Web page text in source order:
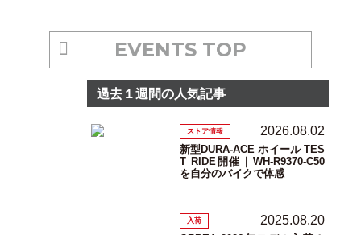
EVENTS TOP
過去１週間の人気記事
ストア情報 2026.08.02
新型DURA-ACE ホイール TES
T RIDE開催｜WH-R9370-C50
を自分のバイクで体感
入荷 2025.08.20